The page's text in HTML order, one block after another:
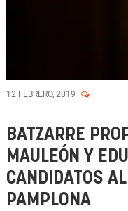
12 FEBRERO, 2019
BATZARRE
MAULEÓN Y
CANDIDATOS
PAMPLONA